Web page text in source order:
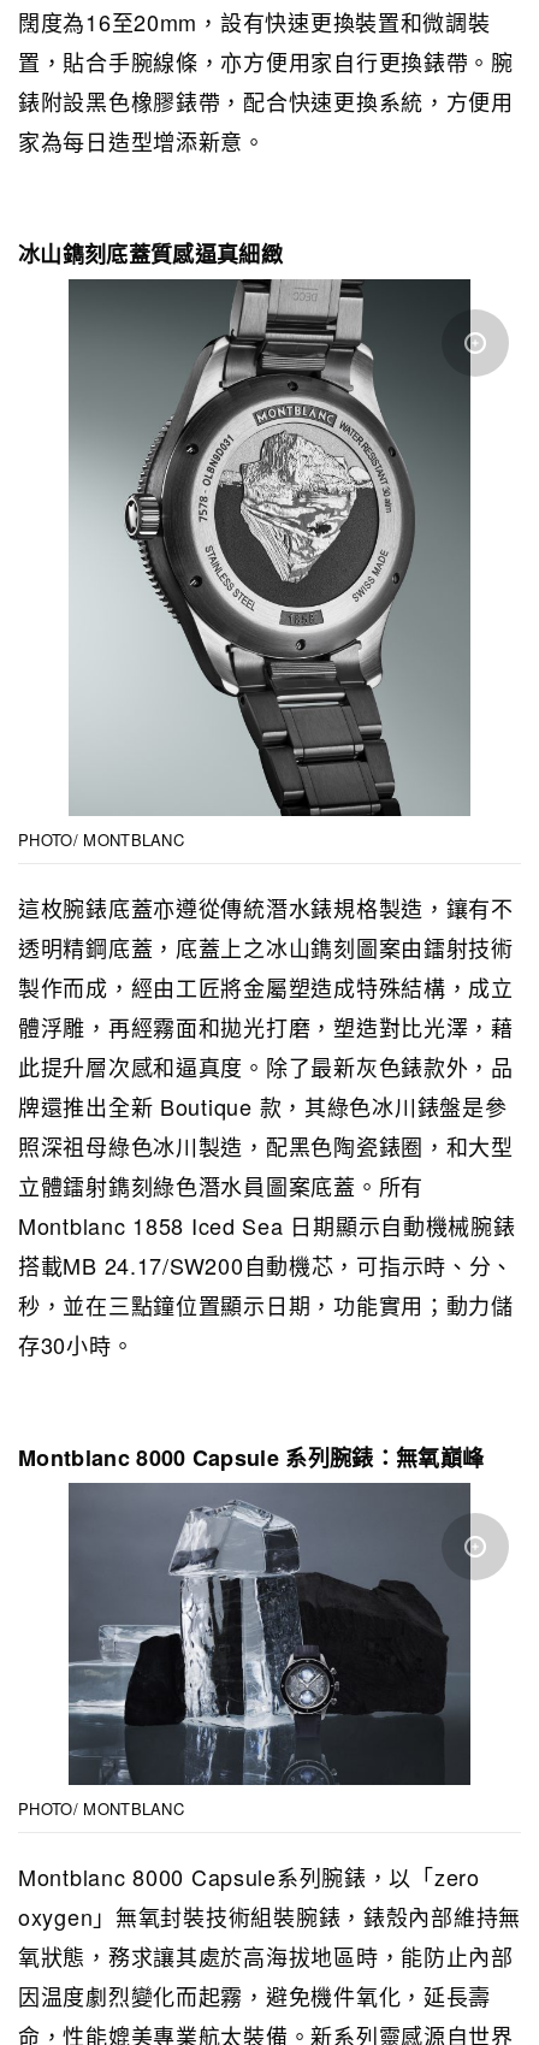
闊度為16至20mm，設有快速更換裝置和微調裝
置，貼合手腕線條，亦方便用家自行更換錶帶。腕
錶附設黑色橡膠錶帶，配合快速更換系統，方便用
家為每日造型增添新意。
冰山鐫刻底蓋質感逼真細緻
PHOTO/ MONTBLANC
這枚腕錶底蓋亦遵從傳統潛水錶規格製造，鑲有不
透明精鋼底蓋，底蓋上之冰山鐫刻圖案由鐳射技術
製作而成，經由工匠將金屬塑造成特殊結構，成立
體浮雕，再經霧面和拋光打磨，塑造對比光澤，藉
此提升層次感和逼真度。除了最新灰色錶款外，品
牌還推出全新 Boutique 款，其綠色冰川錶盤是參
照深祖母綠色冰川製造，配黑色陶瓷錶圈，和大型
立體鐳射鐫刻綠色潛水員圖案底蓋。所有
Montblanc 1858 Iced Sea 日期顯示自動機械腕錶
搭載MB 24.17/SW200自動機芯，可指示時、分、
秒，並在三點鐘位置顯示日期，功能實用；動力儲
存30小時。
Montblanc 8000 Capsule 系列腕錶：無氧巔峰
PHOTO/ MONTBLANC
Montblanc 8000 Capsule系列腕錶，以「zero
oxygen」無氧封裝技術組裝腕錶，錶殼內部維持無
氧狀態，務求讓其處於高海拔地區時，能防止內部
因温度劇烈變化而起霧，避免機件氧化，延長壽
命，性能媲美專業航太裝備。新系列靈感源自世界